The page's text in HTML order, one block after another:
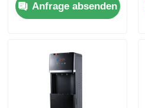
Wasserfiltersysteme
mit großer Kapazität
Anfrage absenden